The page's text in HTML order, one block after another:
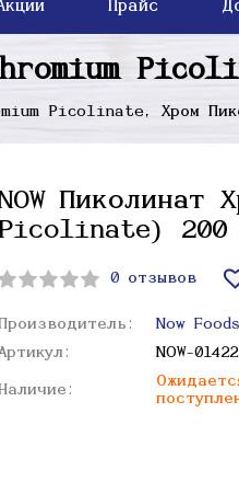
Прайс
Picolinate, Хром
Пиколинат
200
0 отзывов
Now Foods
NOW-01422